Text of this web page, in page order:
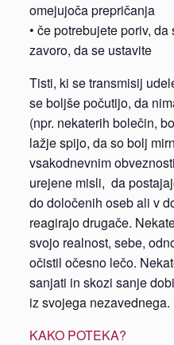
omejujoča prepričanja
• če potrebujete poriv,
zavoro, da se ustavite
Tisti, ki se transmisij
se boljše počutijo, da
(npr. nekaterih bolečin,
lažje spijo, da so bolj
vsakodnevnim
urejene misli, da
do določenih oseb ali v
reagirajo drugače.
svojo realnost, sebe,
očistil očesno lečo.
sanjati in skozi sanje
iz svojega nezavednega.
KAKO POTEKA?